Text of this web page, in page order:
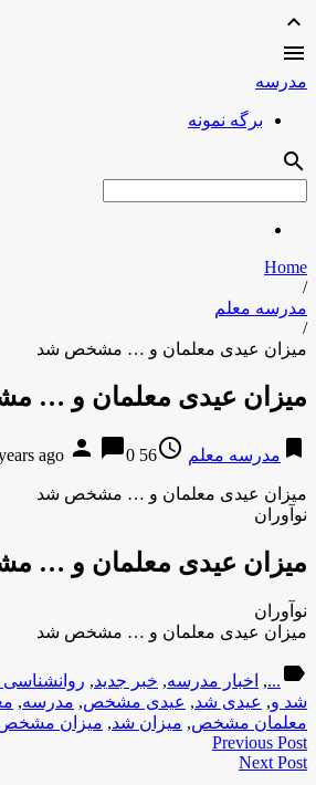
expand_less

مدرسه
برگه نمونه
search
Home
/
مدرسه معلم
/
میزان عیدی معلمان و … مشخص شد
میزان عیدی معلمان و …
bookmark مدرسه معلم access_time
56 years ago
person chat_bubble0
میزان عیدی معلمان و … مشخص شد
نوآوران
میزان عیدی معلمان و …
نوآوران
میزان عیدی معلمان و … مشخص شد
label
...
, اخبار مدرسه, خبر جدید,
شد و, عیدی شد, عیدی مشخص, مدرسه,
معلمان مشخص, میزان شد, میزان
Previous Post
Next Post